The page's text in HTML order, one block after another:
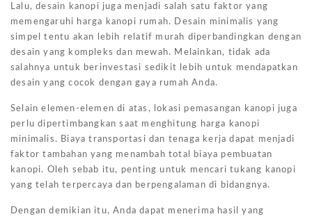
Lalu, desain kanopi juga menjadi salah satu faktor yang
memengaruhi harga kanopi rumah. Desain minimalis yang
simpel tentu akan lebih relatif murah diperbandingkan dengan
desain yang kompleks dan mewah. Melainkan, tidak ada
salahnya untuk berinvestasi sedikit lebih untuk mendapatkan
desain yang cocok dengan gaya rumah Anda.
Selain elemen-elemen di atas, lokasi pemasangan kanopi juga
perlu dipertimbangkan saat menghitung harga kanopi
minimalis. Biaya transportasi dan tenaga kerja dapat menjadi
faktor tambahan yang menambah total biaya pembuatan
kanopi. Oleh sebab itu, penting untuk mencari tukang kanopi
yang telah terpercaya dan berpengalaman di bidangnya.
Dengan demikian itu, Anda dapat menerima hasil yang